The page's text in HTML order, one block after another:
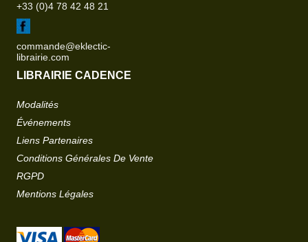
+33 (0)4 78 42 48 21
commande@eklectic-
librairie.com
LIBRAIRIE CADENCE
Modalités
Événements
Liens Partenaires
Conditions Générales De Vente
RGPD
Mentions Légales